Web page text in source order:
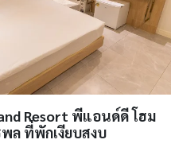
Resort พีแอนด์ดี โฮม
ล ที่พักเงียบสงบ